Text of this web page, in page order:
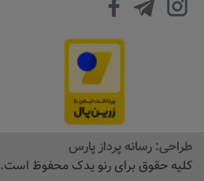
طراحی: رسانه پرداز پارس
کلیه حقوق برای رنو یدک محفوظ است.